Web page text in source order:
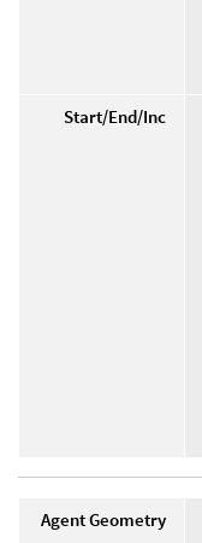
Start/End/Inc
Agent Geometry